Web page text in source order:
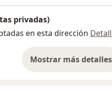
privadas)
en esta dirección
Mostrar más detalles
sobre la